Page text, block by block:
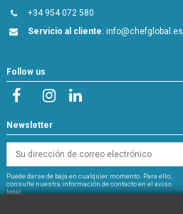
+34 954 072 580
Servicio al cliente:info@chefglobal.es
Follow us
Newsletter
Puede darse de baja en cualquier momento. Para ello,
consulte nuestra información de contacto en el aviso
legal.